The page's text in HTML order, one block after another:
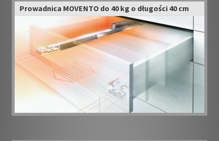
Prowadnica MOVENTO do 40 kg o długości 40 cm